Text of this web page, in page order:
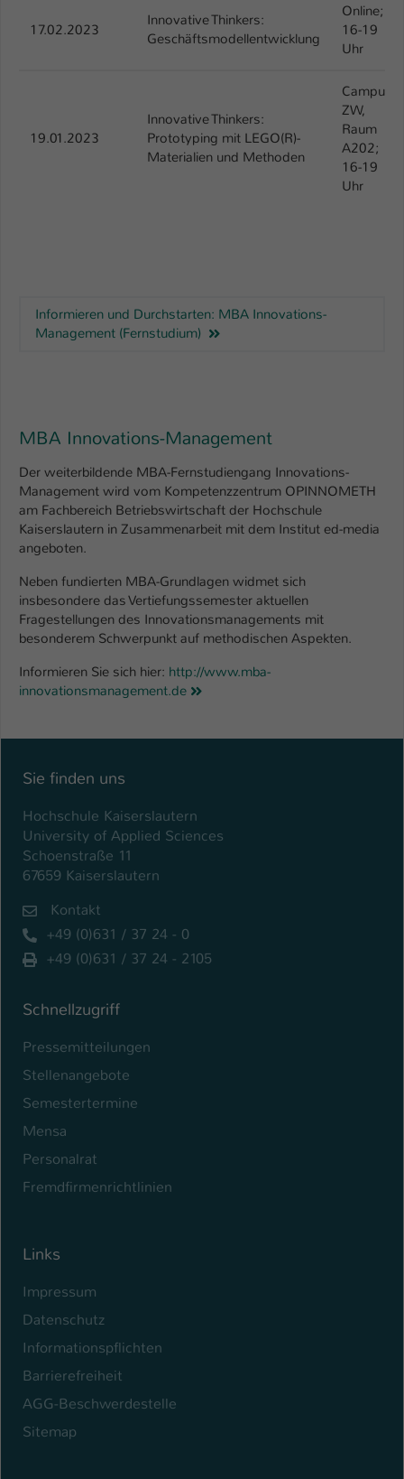
17.02.2023
Innovative Thinkers:
Geschäftsmodellentwicklung
Online;
16-19
Uhr
19.01.2023
Innovative Thinkers:
Prototyping mit LEGO(R)-
Materialien und Methoden
Campus
ZW,
Raum
A202;
16-19
Uhr
Informieren und Durchstarten: MBA Innovations-
Management (Fernstudium)
MBA Innovations-Management
Der weiterbildende MBA-Fernstudiengang Innovations-
Management wird vom Kompetenzzentrum OPINNOMETH
am Fachbereich Betriebswirtschaft der Hochschule
Kaiserslautern in Zusammenarbeit mit dem Institut ed-media
angeboten.
Neben fundierten MBA-Grundlagen widmet sich
insbesondere das Vertiefungssemester aktuellen
Fragestellungen des Innovationsmanagements mit
besonderem Schwerpunkt auf methodischen Aspekten.
Informieren Sie sich hier: http://www.mba-
innovationsmanagement.de
Sie finden uns
Hochschule Kaiserslautern
University of Applied Sciences
Schoenstraße 11
67659 Kaiserslautern
Kontakt
+49 (0)631 / 37 24 - 0
+49 (0)631 / 37 24 - 2105
Schnellzugriff
Pressemitteilungen
Stellenangebote
Semestertermine
Mensa
Personalrat
Fremdfirmenrichtlinien
Links
Impressum
Datenschutz
Informationspflichten
Barrierefreiheit
AGG-Beschwerdestelle
Sitemap